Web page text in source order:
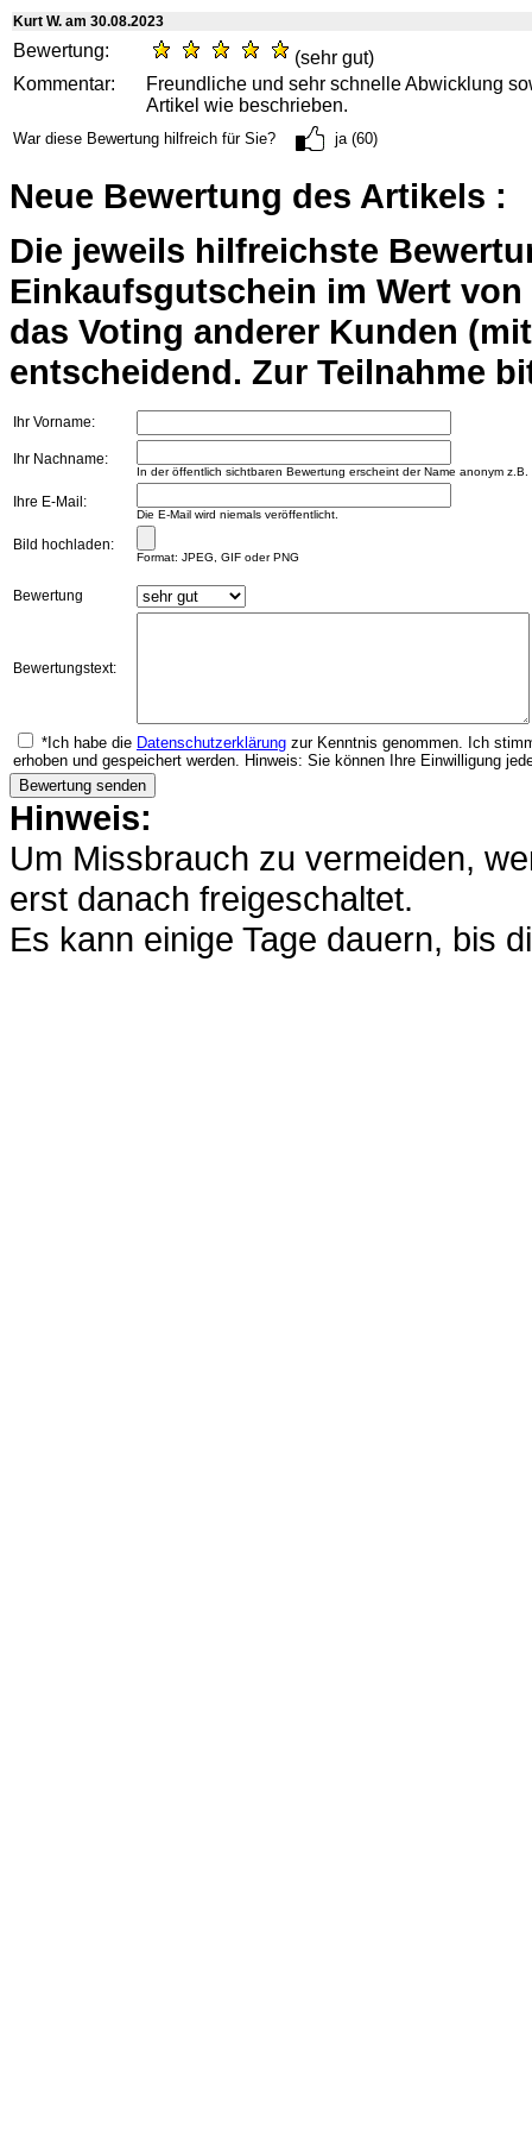
Kurt W. am 30.08.2023
Bewertung:
(sehr gut)
Kommentar:
Freundliche und sehr schnelle Abwicklung
Artikel wie beschrieben.
War diese Bewertung hilfreich für Sie? ja (60)
Neue Bewertung des Artikels :
Die jeweils hilfreichste
Einkaufsgutschein im Wert
das Voting anderer Kunden
entscheidend. Zur Teilnahme
Ihr Vorname:
Ihr Nachname:
In der öffentlich sichtbaren Bewertung erscheint der Name anonym
Ihre E-Mail:
Die E-Mail wird niemals veröffentlicht.
Bild hochladen:
Format: JPEG, GIF oder PNG
Bewertung
Bewertungstext:
*Ich habe die Datenschutzerklärung zur Kenntnis genommen. Ich
erhoben und gespeichert werden. Hinweis: Sie können Ihre Einwilligung
Hinweis:
Um Missbrauch zu vermeiden,
erst danach freigeschaltet.
Es kann einige Tage dauern, bis